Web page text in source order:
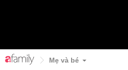
Mẹ và bé